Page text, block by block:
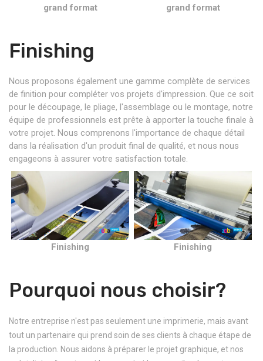
grand format grand format
Finishing
Nous proposons également une gamme complète de services
de finition pour compléter vos projets d'impression. Que ce soit
pour le découpage, le pliage, l'assemblage ou le montage, notre
équipe de professionnels est prête à apporter la touche finale à
votre projet. Nous comprenons l'importance de chaque détail
dans la réalisation d'un produit final de qualité, et nous nous
engageons à assurer votre satisfaction totale.
Finishing Finishing
Pourquoi nous choisir?
Notre entreprise n'est pas seulement une imprimerie, mais avant
tout un partenaire qui prend soin de ses clients à chaque étape de
la production. Nous aidons à préparer le projet graphique, et nos